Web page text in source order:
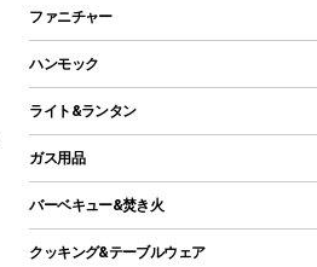
ワンポールテント
シェルターテント
ロッジ型・オリジナルテント
タープ
インナーシュラフ
キャンピングベッド・コット
インフレータブルマット
ファニチャー
アウトドアテーブル
レジャーシート
ハンモック
ライト&ランタン
LEDランタン
ガスランタン
オイルランタン
ガス用品
ガスバーナー
バーベキュー&焚き火
バーベキューコンロ、グリル
クッキング&テーブルウェア